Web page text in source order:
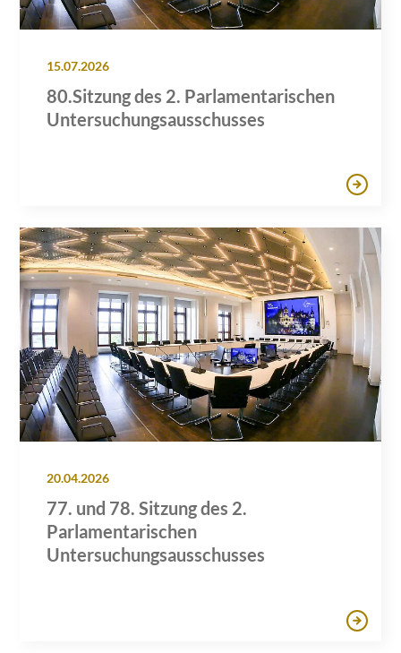
15.07.2026
80.Sitzung des 2. Parlamentarischen
Untersuchungsausschusses
20.04.2026
77. und 78. Sitzung des 2.
Parlamentarischen
Untersuchungsausschusses